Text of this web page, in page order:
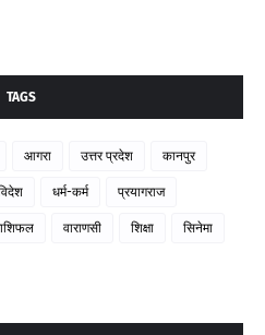
TAGS
आगरा उत्तर प्रदेश कानपुर
धर्म-कर्म प्रयागराज
वाराणसी शिक्षा सिनेमा